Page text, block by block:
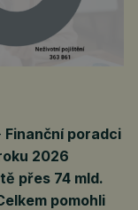
Finanční poradci
2026
přes 74 mld.
pomohli